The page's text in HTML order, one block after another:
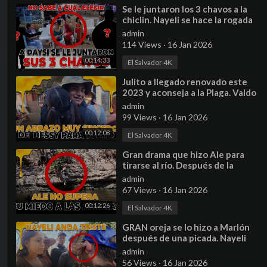
00:14:33
⁣Se le juntaron los 3 chavos a la
chiclin. Nayeli se hace la rogada
para que le tomen foto.
admin
114 Views · 16 Jan 2026
El Salvador 4K
00:12:08
⁣Julito a llegado renovado este
2023 y aconseja a la Plaga. Valdo
se está enamorando de otra
chica.
admin
99 Views · 16 Jan 2026
El Salvador 4K
00:12:26
⁣Gran drama que hizo Ale para
tirarse al río. Después de la
polvazón un refrescante baño
en el río
admin
67 Views · 16 Jan 2026
El Salvador 4K
⁣GRAN oreja se lo hizo a Marlón
después de una picada. Nayeli
dice andar triste por esta razón.
admin
56 Views · 16 Jan 2026